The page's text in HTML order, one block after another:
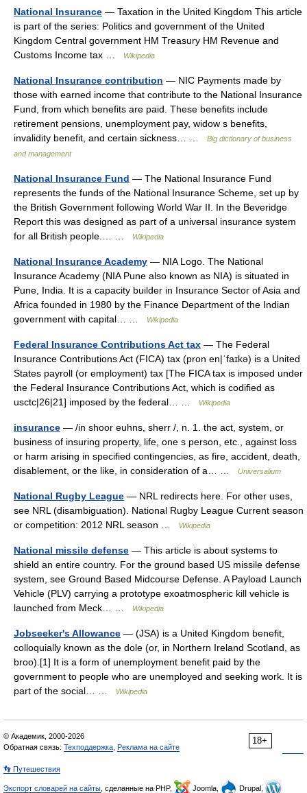
National Insurance — Taxation in the United Kingdom This article
is part of the series: Politics and government of the United
Kingdom Central government HM Treasury HM Revenue and
Customs Income tax …
Wikipedia
National Insurance contribution — NIC Payments made by
those with earned income that contribute to the National Insurance
Fund, from which benefits are paid. These benefits include
retirement pensions, unemployment pay, widow s benefits,
invalidity benefit, and certain sickness… …
Big dictionary of business
and management
National Insurance Fund — The National Insurance Fund
represents the funds of the National Insurance Scheme, set up by
the British Government following World War II. In the Beveridge
Report this was designed as part of a universal insurance system
for all British people.… …
Wikipedia
National Insurance Academy — NIA Logo. The National
Insurance Academy (NIA Pune also known as NIA) is situated in
Pune, India. It is a capacity builder in Insurance Sector of Asia and
Africa founded in 1980 by the Finance Department of the Indian
government with capital… …
Wikipedia
Federal Insurance Contributions Act tax — The Federal
Insurance Contributions Act (FICA) tax (pron en|ˈfаɪkə) is a United
States payroll (or employment) tax [The FICA tax is imposed under
the Federal Insurance Contributions Act, which is codified as
usctc|26|21] imposed by the federal… …
Wikipedia
insurance — /in shoor euhns, sherr /, n. 1. the act, system, or
business of insuring property, life, one s person, etc., against loss
or harm arising in specified contingencies, as fire, accident, death,
disablement, or the like, in consideration of a… …
Universalium
National Rugby League — NRL redirects here. For other uses,
see NRL (disambiguation). National Rugby League Current season
or competition: 2012 NRL season …
Wikipedia
National missile defense — This article is about systems to
shield an entire country. For the ground based US missile defense
system, see Ground Based Midcourse Defense. A Payload Launch
Vehicle (PLV) carrying a prototype exoatmospheric kill vehicle is
launched from Meck… …
Wikipedia
Jobseeker's Allowance — (JSA) is a United Kingdom benefit,
colloquially known as the dole (or, in Northern Ireland Scotland, as
broo).[1] It is a form of unemployment benefit paid by the
government to people who are unemployed and seeking work. It is
part of the social… …
Wikipedia
18+
© Академик, 2000-2026
Обратная связь: Техподдержка Реклама на сайте
👣 Путешествия
Экспорт словарей на сайты , сделанные на PHP, Joomla,
Drupal,